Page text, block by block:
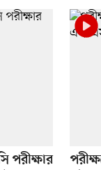
পরীক্ষার